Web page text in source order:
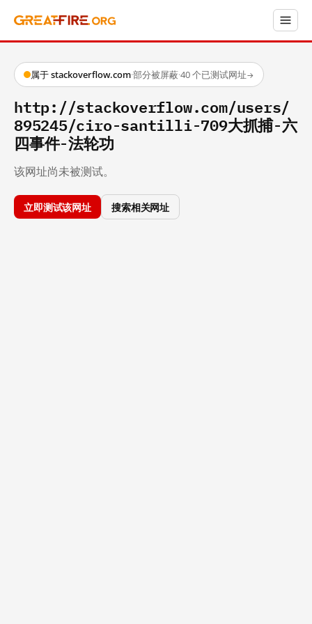
属于 stackoverflow.com·部分被屏蔽·40 个已测试网址→
http://stackoverflow.com/users/
895245/ciro-santilli-709大抓捕-六
四事件-法轮功
该网址尚未被测试。
立即测试该网址 搜索相关网址